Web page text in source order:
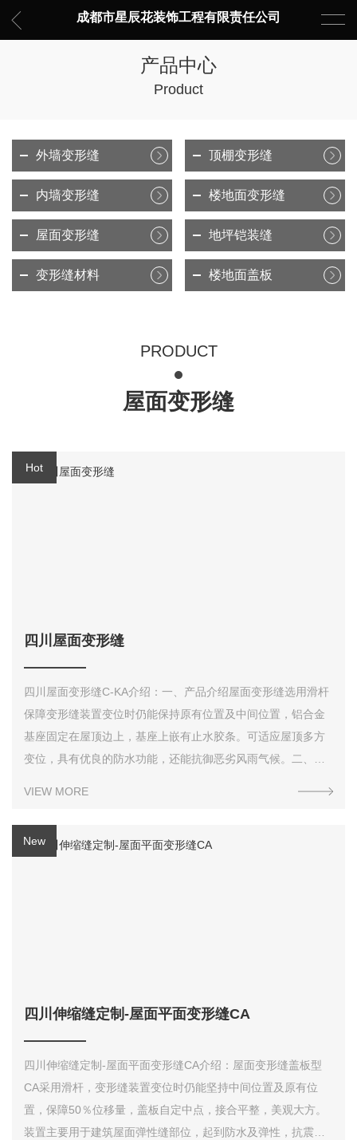
成都市星辰花装饰工程有限责任公司
产品中心
Product
外墙变形缝 顶棚变形缝
内墙变形缝 楼地面变形缝
屋面变形缝 地坪铠装缝
变形缝材料 楼地面盖板
PRODUCT
屋面变形缝
四川屋面变形缝
四川屋面变形缝C-KA介绍：一、产品介绍屋面变形缝选用滑杆
保障变形缝装置变位时仍能保持原有位置及中间位置，铝合金
基座固定在屋顶边上，基座上嵌有止水胶条。可适应屋顶多方
变位，具有优良的防水功能，还能抗御恶劣风雨气候。二、装
VIEW MORE
四川伸缩缝定制-屋面平面变形缝CA
四川伸缩缝定制-屋面平面变形缝CA介绍：屋面变形缝盖板型
CA采用滑杆，变形缝装置变位时仍能坚持中间位置及原有位
置，保障50％位移量，盖板自定中点，接合平整，美观大方。
装置主要用于建筑屋面弹性缝部位，起到防水及弹性，抗震，